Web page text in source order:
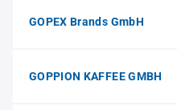
GOPEX Brands GmbH
GOPPION KAFFEE GMBH